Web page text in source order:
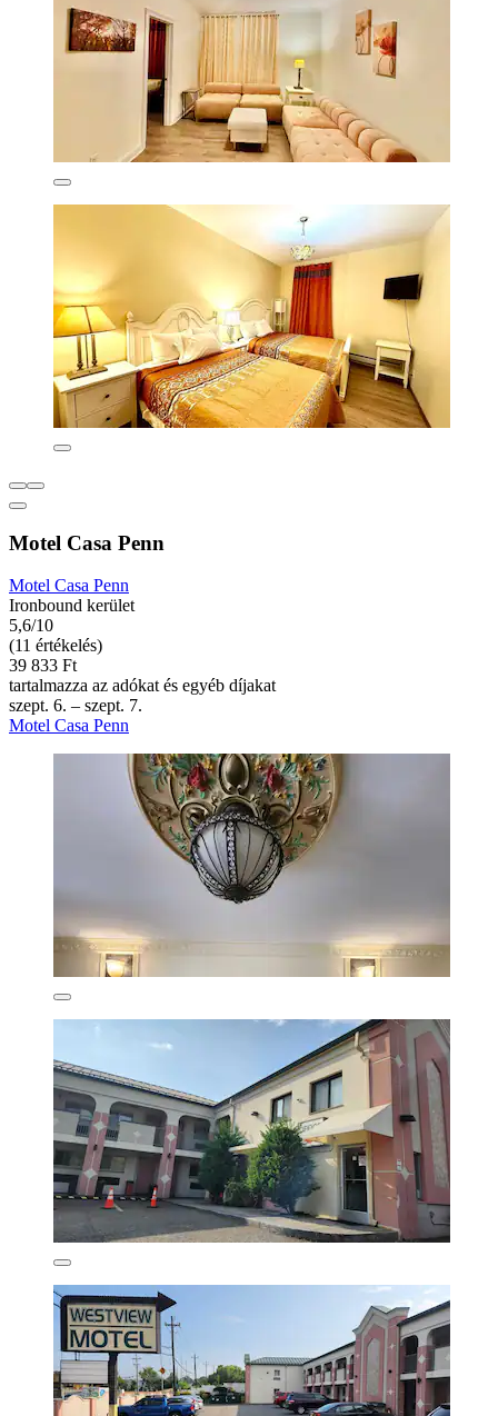
Motel Casa Penn
Motel Casa Penn
Ironbound kerület
5,6/10
(11 értékelés)
39 833 Ft
tartalmazza az adókat és egyéb díjakat
szept. 6. – szept. 7.
Motel Casa Penn